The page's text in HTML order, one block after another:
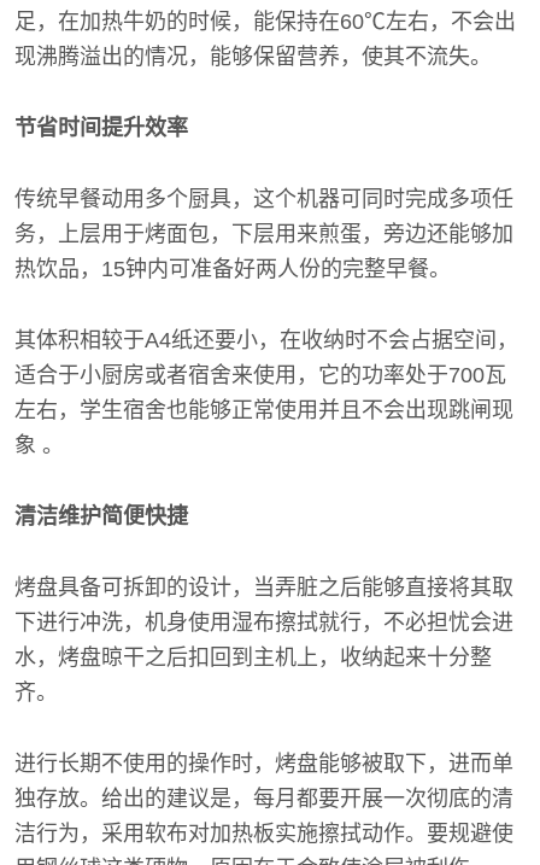
足，在加热牛奶的时候，能保持在60℃左右，不会出
现沸腾溢出的情况，能够保留营养，使其不流失。
节省时间提升效率
传统早餐动用多个厨具，这个机器可同时完成多项任
务，上层用于烤面包，下层用来煎蛋，旁边还能够加
热饮品，15钟内可准备好两人份的完整早餐。
其体积相较于A4纸还要小，在收纳时不会占据空间，
适合于小厨房或者宿舍来使用，它的功率处于700瓦
左右，学生宿舍也能够正常使用并且不会出现跳闸现
象 。
清洁维护简便快捷
烤盘具备可拆卸的设计，当弄脏之后能够直接将其取
下进行冲洗，机身使用湿布擦拭就行，不必担忧会进
水，烤盘晾干之后扣回到主机上，收纳起来十分整
齐。
进行长期不使用的操作时，烤盘能够被取下，进而单
独存放。给出的建议是，每月都要开展一次彻底的清
洁行为，采用软布对加热板实施擦拭动作。要规避使